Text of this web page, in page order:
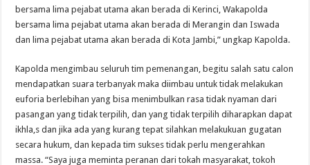
bersama lima pejabat utama akan berada di Kerinci, Wakapolda
bersama lima pejabat utama akan berada di Merangin dan Iswada
dan lima pejabat utama akan berada di Kota Jambi,” ungkap Kapolda.
Kapolda mengimbau seluruh tim pemenangan, begitu salah satu calon
mendapatkan suara terbanyak maka diimbau untuk tidak melakukan
euforia berlebihan yang bisa menimbulkan rasa tidak nyaman dari
pasangan yang tidak terpilih, dan yang tidak terpilih diharapkan dapat
ikhla,s dan jika ada yang kurang tepat silahkan melakukuan gugatan
secara hukum, dan kepada tim sukses tidak perlu mengerahkan
massa. “Saya juga meminta peranan dari tokah masyarakat, tokoh